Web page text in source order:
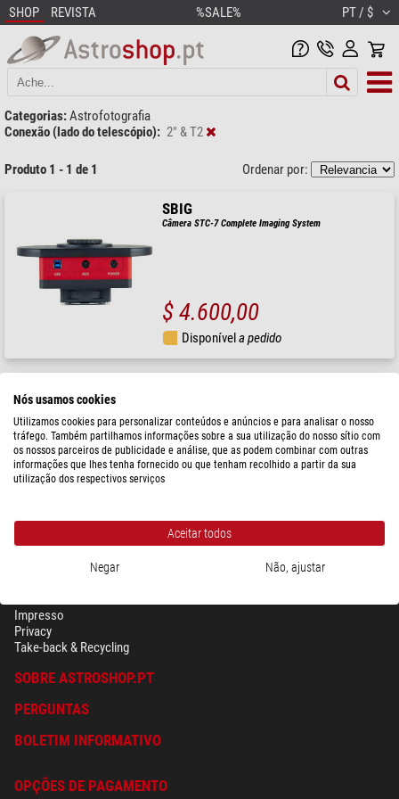
SHOP REVISTA %SALE% PT / $
Categorias:Astrofotografia
Conexão (lado do telescópio): 2" & T2
Produto 1 - 1 de 1 Ordenar por:
SBIG
Câmera STC-7 Complete Imaging System
$ 4.600,00
Disponívela pedido
Impresso
Privacy
Take-back & Recycling
SOBRE ASTROSHOP.PT
PERGUNTAS
BOLETIM INFORMATIVO
OPÇÕES DE PAGAMENTO
Nós usamos cookies
Utilizamos cookies para personalizar conteúdos e anúncios e para analisar o nosso
tráfego. Também partilhamos informações sobre a sua utilização do nosso sítio com
os nossos parceiros de publicidade e análise, que as podem combinar com outras
informações que lhes tenha fornecido ou que tenham recolhido a partir da sua
utilização dos respectivos serviços
Aceitar todos
Negar Não, ajustar